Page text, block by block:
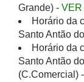
Grande) - VER
Horário da
Santo Antão
Horário da
Santo Antão
(C.Comercial) -